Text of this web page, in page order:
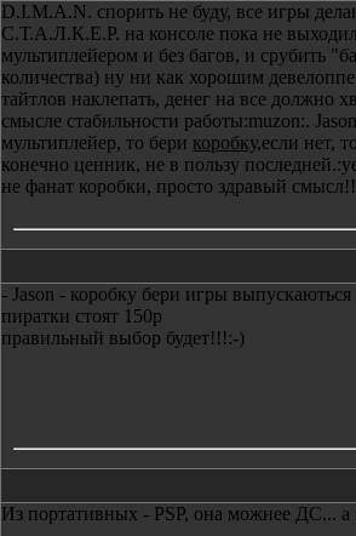
D.I.M.A.N. спорить не буду, все игры
С.Т.А.Л.К.Е.Р. на консоле пока не
мультиплейером и без багов, и срубить
количества) ну ни как хорошим
тайтлов наклепать, денег на все должно
смысле стабильности работы:muzon:.
мультиплейер, то бери коробку,если нет, то
конечно ценник, не в пользу
не фанат коробки, просто здравый
- Jason - коробку бери игры
пиратки стоят 150р
правильный выбор будет!!!:-)
Из портативных - РSР, она можнее ДС...